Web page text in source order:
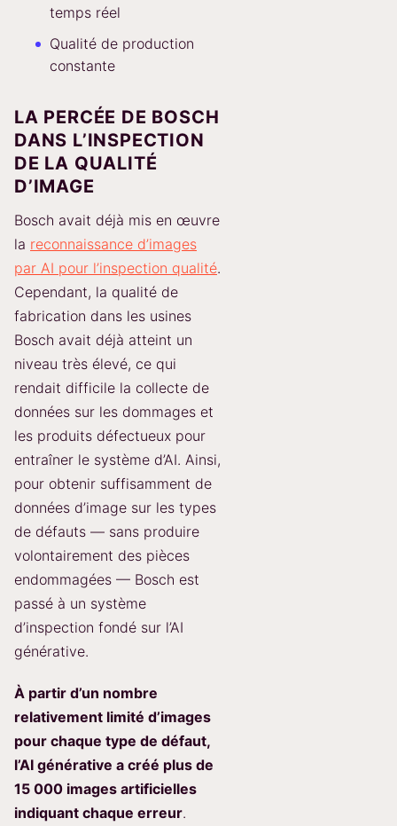
temps réel
Qualité de production
constante
LA PERCÉE DE BOSCH
DANS L’INSPECTION
DE LA QUALITÉ
D’IMAGE
Bosch avait déjà mis en œuvre
la reconnaissance d’images
par AI pour l’inspection qualité.
Cependant, la qualité de
fabrication dans les usines
Bosch avait déjà atteint un
niveau très élevé, ce qui
rendait difficile la collecte de
données sur les dommages et
les produits défectueux pour
entraîner le système d’AI. Ainsi,
pour obtenir suffisamment de
données d’image sur les types
de défauts — sans produire
volontairement des pièces
endommagées — Bosch est
passé à un système
d’inspection fondé sur l’AI
générative.
À partir d’un nombre
relativement limité d’images
pour chaque type de défaut,
l’AI générative a créé plus de
15 000 images artificielles
indiquant chaque erreur.